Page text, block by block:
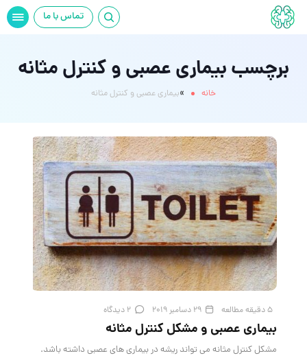
تماس با ما
برچسب بیماری عصبی و کنترل مثانه
خانه »بیماری عصبی و کنترل مثانه
5 دقیقه مطالعه 29 دسامبر 2019 2 دیدگاه
بیماری عصبی و مشکل کنترل مثانه
مشکل کنترل مثانه می تواند ریشه در بیماری های عصبی داشته باشد.